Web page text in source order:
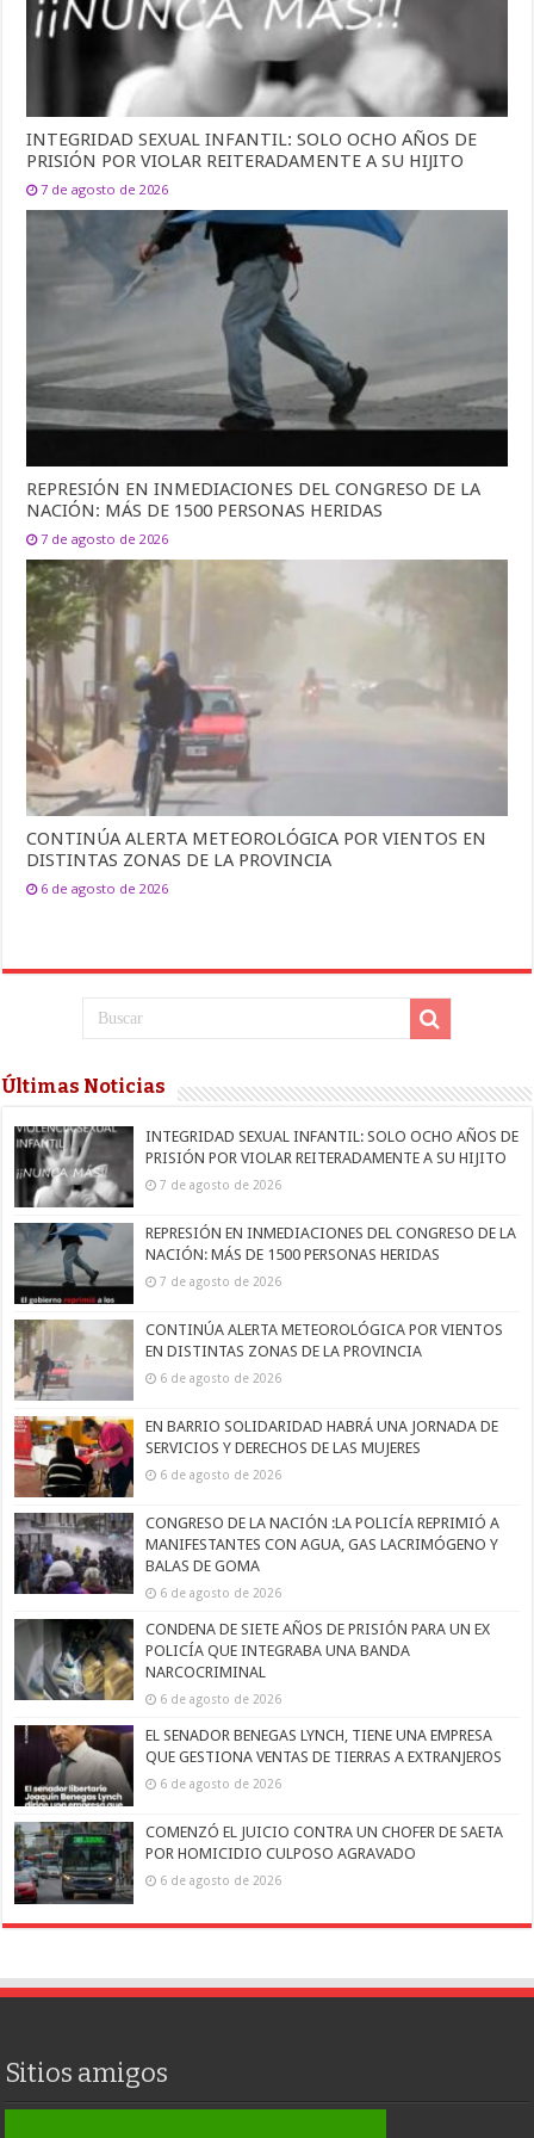
INTEGRIDAD SEXUAL INFANTIL: SOLO OCHO AÑOS DE
PRISIÓN POR VIOLAR REITERADAMENTE A SU HIJITO
7 de agosto de 2026
REPRESIÓN EN INMEDIACIONES DEL CONGRESO DE LA
NACIÓN: MÁS DE 1500 PERSONAS HERIDAS
7 de agosto de 2026
CONTINÚA ALERTA METEOROLÓGICA POR VIENTOS EN
DISTINTAS ZONAS DE LA PROVINCIA
6 de agosto de 2026
Últimas Noticias
INTEGRIDAD SEXUAL INFANTIL: SOLO OCHO AÑOS DE
PRISIÓN POR VIOLAR REITERADAMENTE A SU HIJITO
7 de agosto de 2026
REPRESIÓN EN INMEDIACIONES DEL CONGRESO DE LA
NACIÓN: MÁS DE 1500 PERSONAS HERIDAS
7 de agosto de 2026
CONTINÚA ALERTA METEOROLÓGICA POR VIENTOS
EN DISTINTAS ZONAS DE LA PROVINCIA
6 de agosto de 2026
EN BARRIO SOLIDARIDAD HABRÁ UNA JORNADA DE
SERVICIOS Y DERECHOS DE LAS MUJERES
6 de agosto de 2026
CONGRESO DE LA NACIÓN :LA POLICÍA REPRIMIÓ A
MANIFESTANTES CON AGUA, GAS LACRIMÓGENO Y
BALAS DE GOMA
6 de agosto de 2026
CONDENA DE SIETE AÑOS DE PRISIÓN PARA UN EX
POLICÍA QUE INTEGRABA UNA BANDA
NARCOCRIMINAL
6 de agosto de 2026
EL SENADOR BENEGAS LYNCH, TIENE UNA EMPRESA
QUE GESTIONA VENTAS DE TIERRAS A EXTRANJEROS
6 de agosto de 2026
COMENZÓ EL JUICIO CONTRA UN CHOFER DE SAETA
POR HOMICIDIO CULPOSO AGRAVADO
6 de agosto de 2026
Sitios amigos